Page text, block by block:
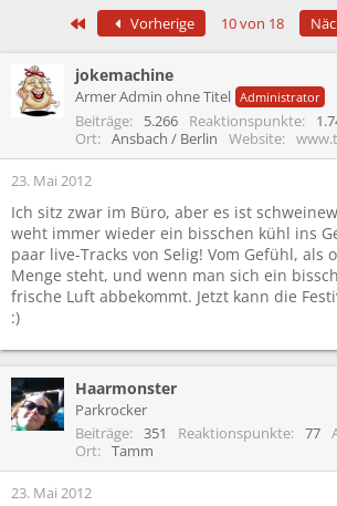
r
l
l
a
m
Erste Vorherige 10 von 18
jokemachine
Armer Admin ohne Titel Administrator
Beiträge 5.266 Reaktionspunkte
Ort
Ansbach / Berlin Website
23. Mai 2012
Ich sitz zwar im Büro, aber es ist
weht immer wieder ein bisschen kühl ins
paar live-Tracks von Selig! Vom Gefühl, als
Menge steht, und wenn man sich ein
frische Luft abbekommt. Jetzt kann die
:)
Haarmonster
Parkrocker
Beiträge
351 Reaktionspunkte 77
Ort
Tamm
23. Mai 2012